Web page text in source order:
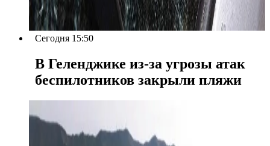
Сегодня 15:50
В Геленджике из-за угрозы атак
беспилотников закрыли пляжи